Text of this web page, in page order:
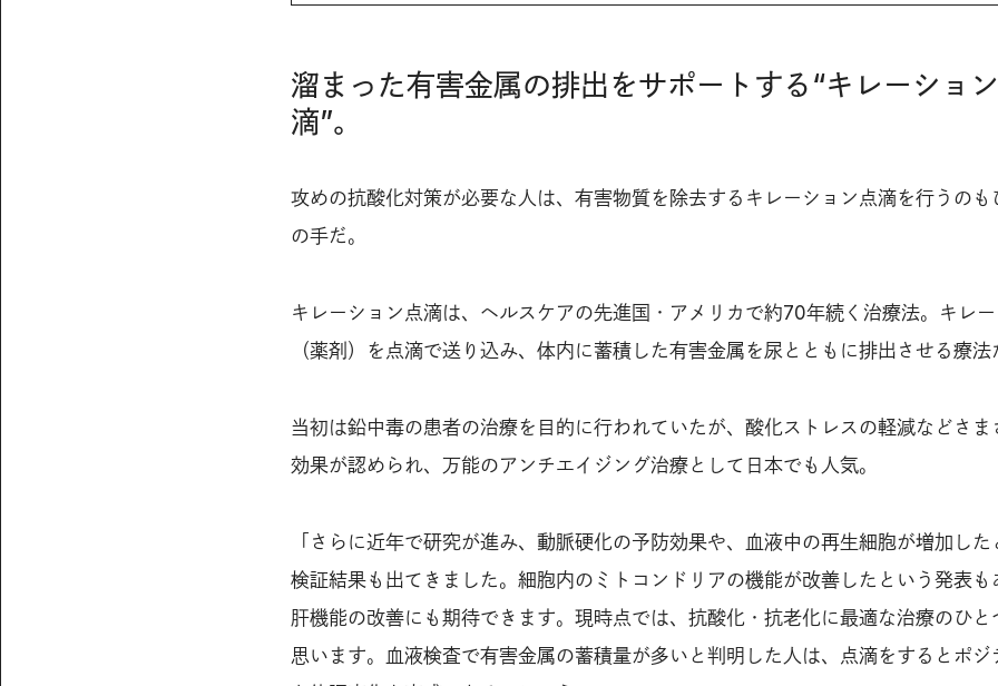
溜まった有害金属の排出をサポートする“キレーショ
滴”。
攻めの抗酸化対策が必要な人は、有害物質を除去するキレーション点滴を行うのも
の手だ。
キレーション点滴は、ヘルスケアの先進国・アメリカで約70年続く治療法。キレ
（薬剤）を点滴で送り込み、体内に蓄積した有害金属を尿とともに排出させる療法
当初は鉛中毒の患者の治療を目的に行われていたが、酸化ストレスの軽減などさま
効果が認められ、万能のアンチエイジング治療として日本でも人気。
「さらに近年で研究が進み、動脈硬化の予防効果や、血液中の再生細胞が増加した
検証結果も出てきました。細胞内のミトコンドリアの機能が改善したという発表も
肝機能の改善にも期待できます。現時点では、抗酸化・抗老化に最適な治療のひと
思います。血液検査で有害金属の蓄積量が多いと判明した人は、点滴をするとポジ